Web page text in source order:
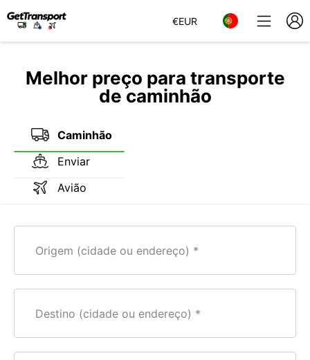
€EUR
Melhor preço para transporte
de caminhão
Caminhão
Enviar
Avião
Origem (cidade ou endereço)
Destino (cidade ou endereço)